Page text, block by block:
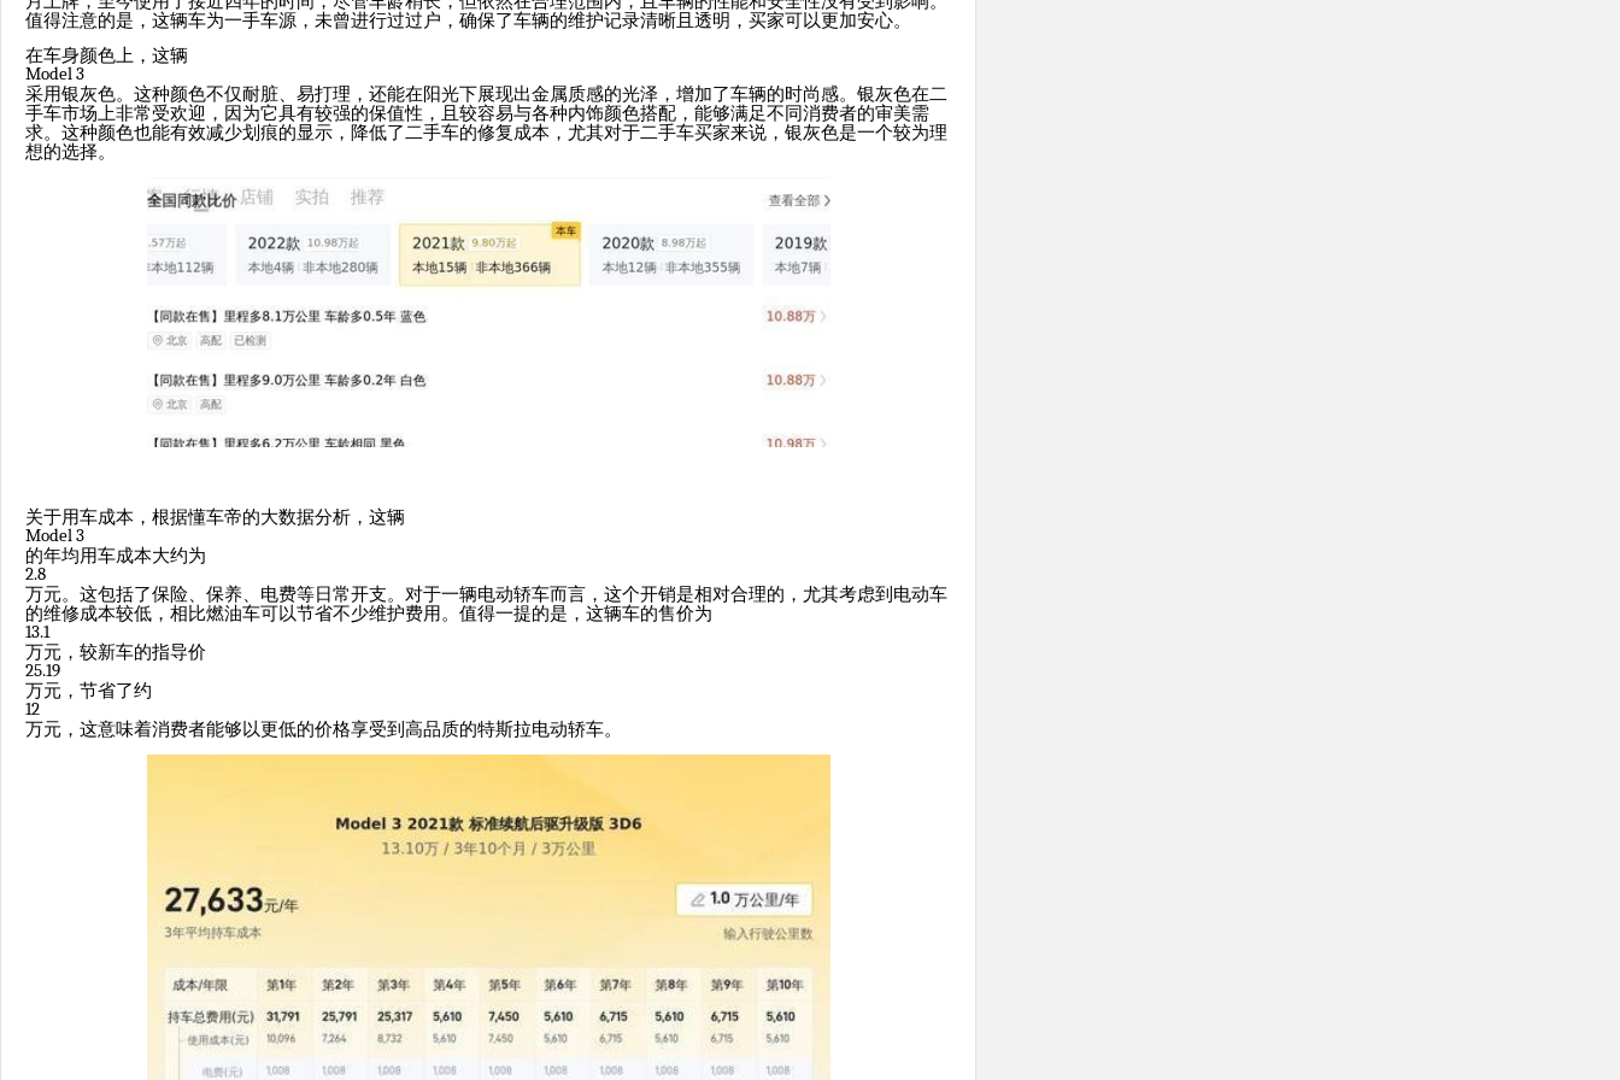
值得注意的是，这辆车为一手车源，未曾进行过过户，确保了车辆的维护记录清晰且透明，买家可以更加安心。
在车身颜色上，这辆
Model 3
采用银灰色。这种颜色不仅耐脏、易打理，还能在阳光下展现出金属质感的光泽，增加了车辆的时尚感。银灰色在二
手车市场上非常受欢迎，因为它具有较强的保值性，且较容易与各种内饰颜色搭配，能够满足不同消费者的审美需
求。这种颜色也能有效减少划痕的显示，降低了二手车的修复成本，尤其对于二手车买家来说，银灰色是一个较为理
想的选择。
关于用车成本，根据懂车帝的大数据分析，这辆
Model 3
的年均用车成本大约为
2.8
万元。这包括了保险、保养、电费等日常开支。对于一辆电动轿车而言，这个开销是相对合理的，尤其考虑到电动车
的维修成本较低，相比燃油车可以节省不少维护费用。值得一提的是，这辆车的售价为
13.1
万元，较新车的指导价
25.19
万元，节省了约
12
万元，这意味着消费者能够以更低的价格享受到高品质的特斯拉电动轿车。